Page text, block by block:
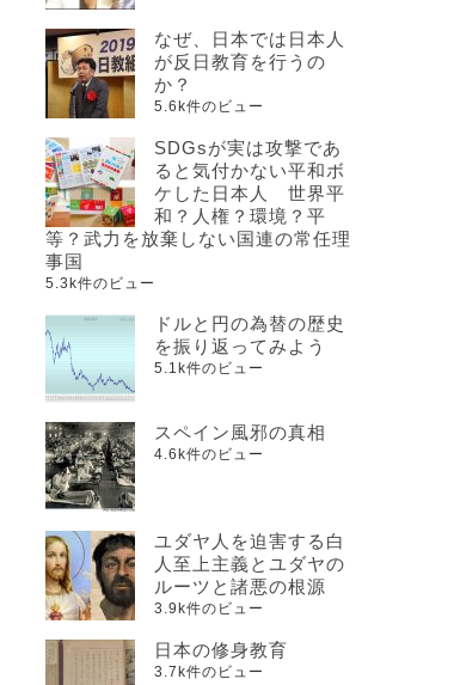
なぜ、日本では日本人
が反日教育を行うの
か？
5.6k件のビュー
SDGsが実は攻撃であ
ると気付かない平和ボ
ケした日本人 世界平
和？人権？環境？平
等？武力を放棄しない国連の常任理
事国
5.3k件のビュー
ドルと円の為替の歴史
を振り返ってみよう
5.1k件のビュー
スペイン風邪の真相
4.6k件のビュー
ユダヤ人を迫害する白
人至上主義とユダヤの
ルーツと諸悪の根源
3.9k件のビュー
日本の修身教育
3.7k件のビュー